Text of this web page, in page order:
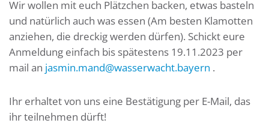
Wir wollen mit euch Plätzchen backen, etwas basteln
und natürlich auch was essen (Am besten Klamotten
anziehen, die dreckig werden dürfen). Schickt eure
Anmeldung einfach bis spätestens 19.11.2023 per
mail an jasmin.mand@wasserwacht.bayern .
Ihr erhaltet von uns eine Bestätigung per E-Mail, das
ihr teilnehmen dürft!